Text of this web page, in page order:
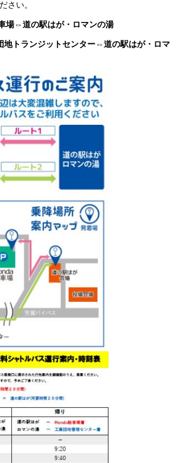
さい。
場⇔道の駅はが・ロマンの湯
地トランジットセンター⇔道の駅はが・ロマ